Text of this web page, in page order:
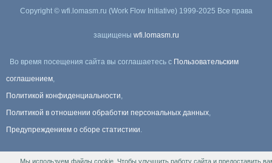
Copyright © wfi.lomasm.ru (Work Flow Initiative) 1999-2025 Все права
защищены wfi.lomasm.ru
Во время посещения сайта вы соглашаетесь с Пользовательским
соглашением,
Политикой конфиденциальности,
Политикой в отношении обработки персональных данных,
Предупреждением о сборе статистики.
Мы используем файлы cookie. Чтобы улучшить работу сайта и предоставить